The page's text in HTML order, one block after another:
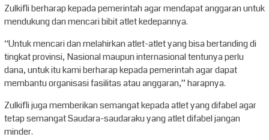
Zulkifli berharap kepada pemerintah agar mendapat anggaran untuk
mendukung dan mencari bibit atlet kedepannya.
“Untuk mencari dan melahirkan atlet-atlet yang bisa bertanding di
tingkat provinsi, Nasional maupun internasional tentunya perlu
dana, untuk itu kami berharap kepada pemerintah agar dapat
membantu organisasi fasilitas atau anggaran,” harapnya.
Zulkifli juga memberikan semangat kepada atlet yang difabel agar
tetap semangat Saudara-saudaraku yang atlet difabel jangan
minder.